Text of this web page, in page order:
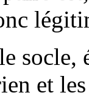
socle,
et